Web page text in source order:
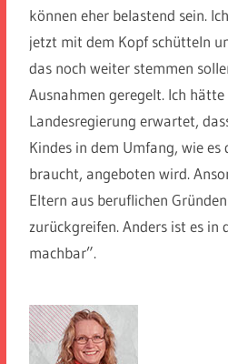
können eher belastend sein.
jetzt mit dem Kopf schütteln
das noch weiter stemmen
Ausnahmen geregelt. Ich
Landesregierung erwartet,
Kindes in dem Umfang, wie
braucht, angeboten wird.
Eltern aus beruflichen
zurückgreifen. Anders ist es in
machbar”.